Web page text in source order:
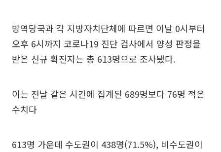
방역당국과 각 지방자치단체에 따르면 이날 0시부터
오후 6시까지 코로나19 진단 검사에서 양성 판정을
받은 신규 확진자는 총 613명으로 조사됐다.
이는 전날 같은 시간에 집계된 689명보다 76명 적은
수치다
613명 가운데 수도권이 438명(71.5%), 비수도권이